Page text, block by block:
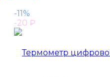
-11%
-20 ₽